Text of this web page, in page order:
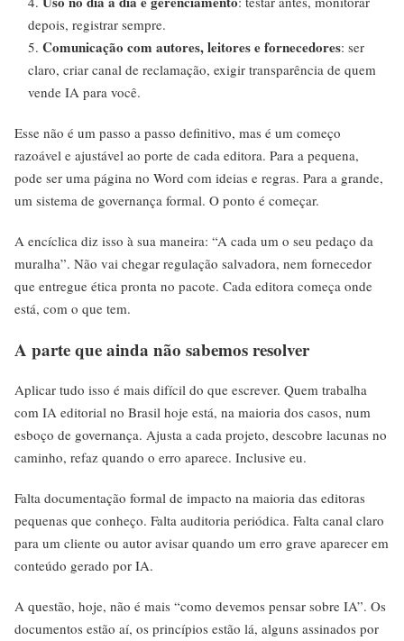
depois, registrar sempre.
Comunicação com autores, leitores e fornecedores: ser
claro, criar canal de reclamação, exigir transparência de quem
vende IA para você.
Esse não é um passo a passo definitivo, mas é um começo
razoável e ajustável ao porte de cada editora. Para a pequena,
pode ser uma página no Word com ideias e regras. Para a grande,
um sistema de governança formal. O ponto é começar.
A encíclica diz isso à sua maneira: “A cada um o seu pedaço da
muralha”. Não vai chegar regulação salvadora, nem fornecedor
que entregue ética pronta no pacote. Cada editora começa onde
está, com o que tem.
A parte que ainda não sabemos resolver
Aplicar tudo isso é mais difícil do que escrever. Quem trabalha
com IA editorial no Brasil hoje está, na maioria dos casos, num
esboço de governança. Ajusta a cada projeto, descobre lacunas no
caminho, refaz quando o erro aparece. Inclusive eu.
Falta documentação formal de impacto na maioria das editoras
pequenas que conheço. Falta auditoria periódica. Falta canal claro
para um cliente ou autor avisar quando um erro grave aparecer em
conteúdo gerado por IA.
A questão, hoje, não é mais “como devemos pensar sobre IA”. Os
documentos estão aí, os princípios estão lá, alguns assinados por